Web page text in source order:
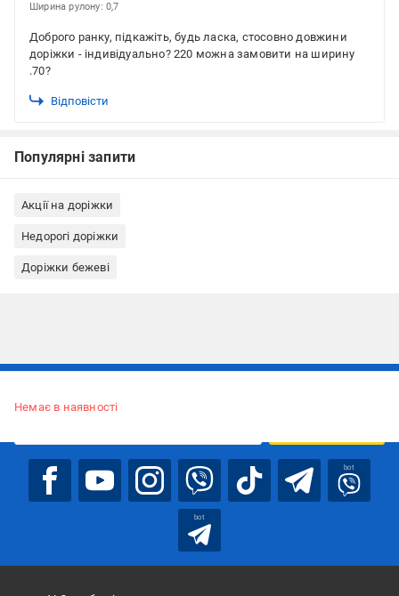
Ширина рулону: 0,7
Доброго ранку, підкажіть, будь ласка, стосовно довжини
доріжки - індивідуально? 220 можна замовити на ширину
.70?
Відповісти
Популярні запити
Акції на доріжки
Недорогі доріжки
Доріжки бежеві
Немає в наявності
bot
bot